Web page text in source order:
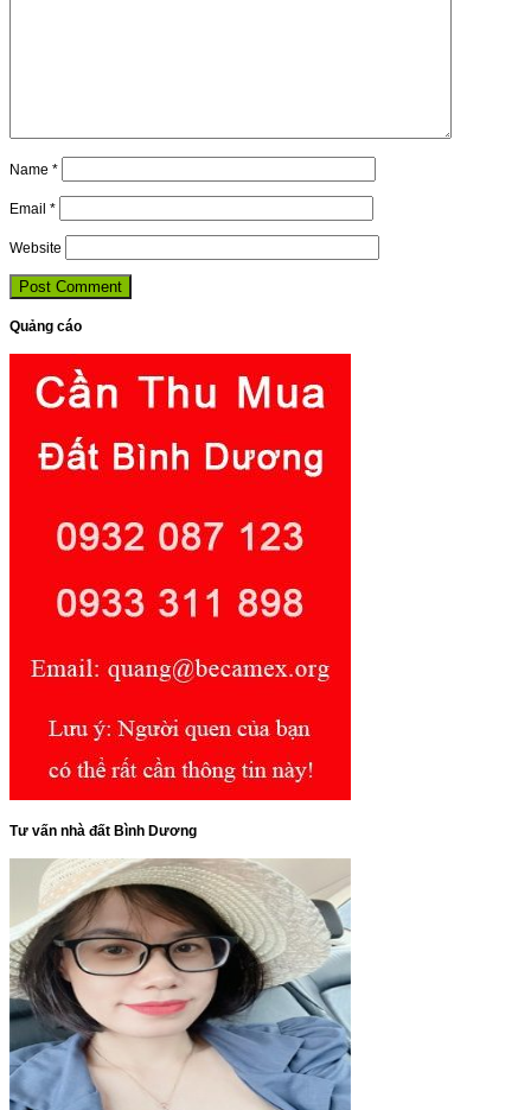
Name *
Email *
Website
Quảng cáo
Tư vấn nhà đất Bình Dương